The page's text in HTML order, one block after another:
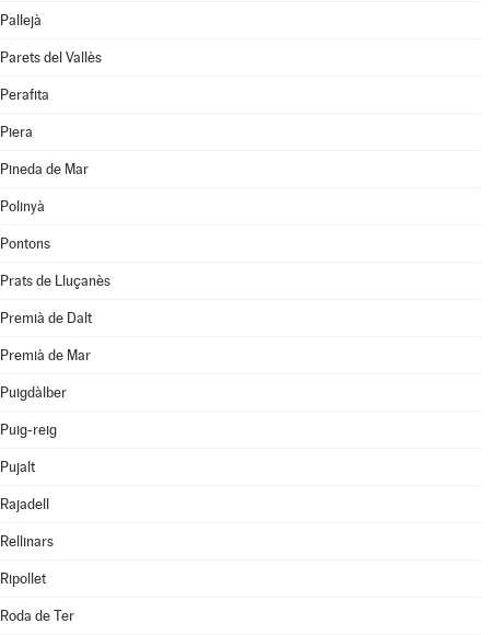
Pallejà
Parets del Vallès
Perafita
Piera
Pineda de Mar
Polinyà
Pontons
Prats de Lluçanès
Premià de Dalt
Premià de Mar
Puigdàlber
Puig-reig
Pujalt
Rajadell
Rellinars
Ripollet
Roda de Ter